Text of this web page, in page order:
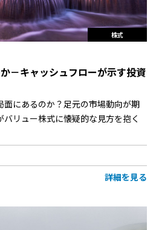
株式
－キャッシュフローが示す投資
面にあるのか？足元の市場動向が期
リュー株式に懐疑的な見方を抱く
詳細を見る